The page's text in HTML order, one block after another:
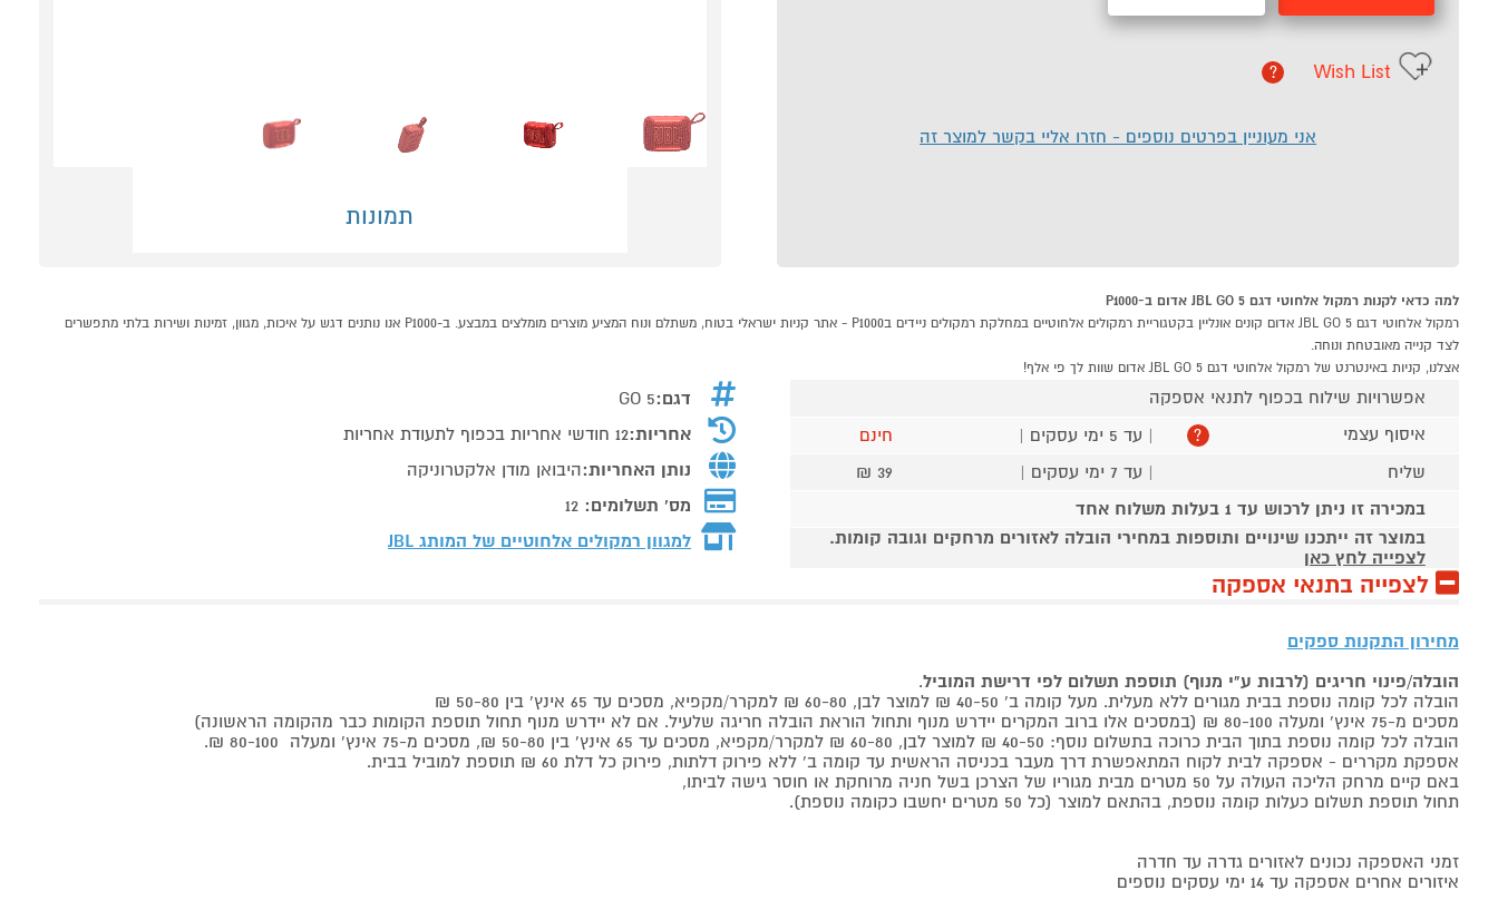
תמונות
Wish List
?
אני מעוניין בפרטים נוספים - חזרו אליי בקשר למוצר זה
למה כדאי לקנות רמקול אלחוטי דגם JBL GO 5 אדום ב-P1000
רמקול אלחוטי דגם JBL GO 5 אדום קונים אונליין בקטגוריית רמקולים אלחוטיים במחלקת רמקולים ניידים בP1000 - אתר קניות ישראלי בטוח, משתלם ונוח המציע מוצרים מומלצים במבצע. ב-P1000 אנו נותנים דגש על איכות, מגוון, זמינות ושירות בלתי מתפשרים
לצד קנייה מאובטחת ונוחה.
אצלנו, קניות באינטרנט של רמקול אלחוטי דגם JBL GO 5 אדום שוות לך פי אלף!
אפשרויות שילוח בכפוף לתנאי אספקה
איסוף עצמי
? | עד 5 ימי עסקים |
חינם
שליח
| עד 7 ימי עסקים |
39 ₪
במכירה זו ניתן לרכוש עד 1 בעלות משלוח אחד
במוצר זה ייתכנו שינויים ותוספות במחירי הובלה לאזורים מרחקים וגובה קומות.
לצפייה לחץ כאן
דגם:GO 5
אחריות:12 חודשי אחריות בכפוף לתעודת אחריות
נותן האחריות:היבואן מודן אלקטרוניקה
מס' תשלומים: 12
למגוון רמקולים אלחוטיים של המותג JBL
לצפייה בתנאי אספקה
מחירון התקנות ספקים
הובלה/פינוי חריגים (לרבות ע"י מנוף) תוספת תשלום לפי דרישת המוביל.
הובלה לכל קומה נוספת בבית מגורים ללא מעלית. מעל קומה ב' 40-50 ₪ למוצר לבן, 60-80 ₪ למקרר/מקפיא, מסכים עד 65 אינץ' בין 50-80 ₪
מסכים מ-75 אינץ' ומעלה 80-100 ₪ (במסכים אלו ברוב המקרים יידרש מנוף ותחול הוראת הובלה חריגה שלעיל. אם לא יידרש מנוף תחול תוספת הקומות כבר מהקומה הראשונה)
הובלה לכל קומה נוספת בתוך הבית כרוכה בתשלום נוסף: 40-50 ₪ למוצר לבן, 60-80 ₪ למקרר/מקפיא, מסכים עד 65 אינץ' בין 50-80 ₪, מסכים מ-75 אינץ' ומעלה 80-100 ₪.
אספקת מקררים - אספקה לבית לקוח המתאפשרת דרך מעבר בכניסה הראשית עד קומה ב' ללא פירוק דלתות, פירוק כל דלת 60 ₪ תוספת למוביל בבית.
באם קיים מרחק הליכה העולה על 50 מטרים מבית מגוריו של הצרכן בשל חניה מרוחקת או חוסר גישה לביתו,
תחול תוספת תשלום כעלות קומה נוספת, בהתאם למוצר (כל 50 מטרים יחשבו כקומה נוספת).
זמני האספקה נכונים לאזורים גדרה עד חדרה
איזורים אחרים אספקה עד 14 ימי עסקים נוספים